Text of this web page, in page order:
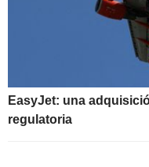
EasyJet: una
regulatoria